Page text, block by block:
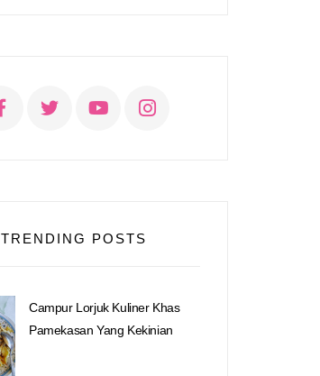
TRENDING POSTS
Campur Lorjuk Kuliner Khas
Pamekasan Yang Kekinian